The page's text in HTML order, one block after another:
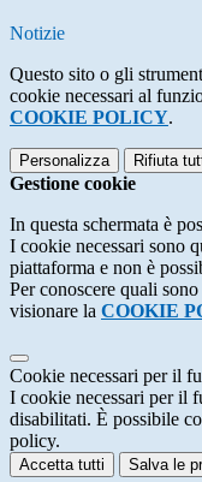
Notizie
Questo sito o gli
cookie necessari al
COOKIE POLICY.
Personalizza Rifiuta
Gestione cookie
In questa schermata è
I cookie necessari sono
piattaforma e non è
Per conoscere quali
visionare la COOKIE
Cookie necessari per il
I cookie necessari per il
disabilitati. È possibile
policy.
Accetta tutti Salva le